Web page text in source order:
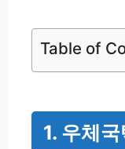
Table of
1. 우체